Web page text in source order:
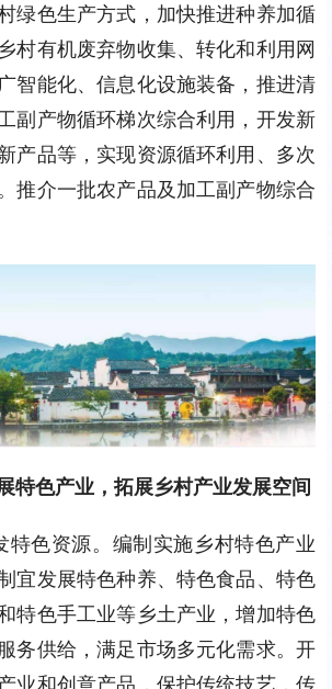
绿色生产方式，加快推进种养加循
村有机废弃物收集、转化和利用网
智能化、信息化设施装备，推进清
副产物循环梯次综合利用，开发新
产品等，实现资源循环利用、多次
推介一批农产品及加工副产物综合
特色产业，拓展乡村产业发展空间
特色资源。编制实施乡村特色产业
宜发展特色种养、特色食品、特色
特色手工业等乡土产业，增加特色
务供给，满足市场多元化需求。开
业和创意产品，保护传统技艺，传